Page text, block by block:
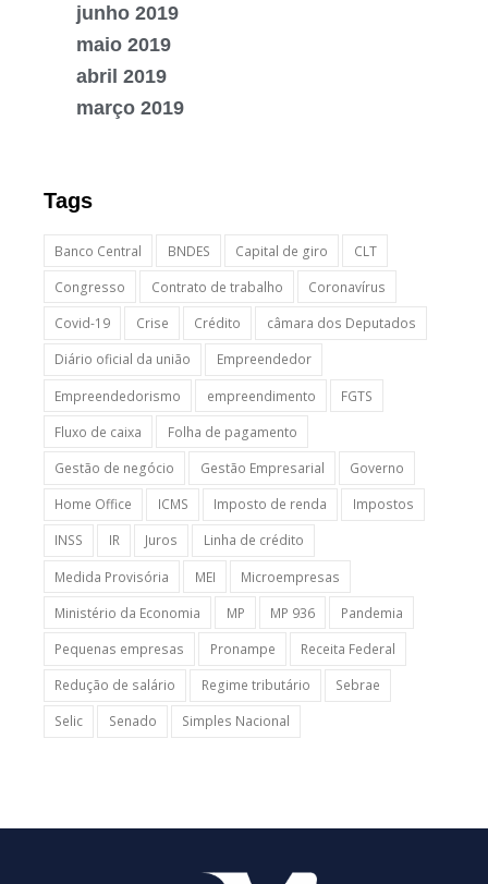
junho 2019
maio 2019
abril 2019
março 2019
Tags
Banco Central BNDES Capital de giro
CLT
Congresso
Contrato de trabalho
Coronavírus
Covid-19
Crise Crédito
câmara dos Deputados
Diário oficial da união
Empreendedor
Empreendedorismo
empreendimento
FGTS
Fluxo de caixa
Folha de pagamento
Gestão de negócio
Gestão Empresarial
Governo
Home Office
ICMS Imposto de renda
Impostos
INSS
IR Juros
Linha de crédito
Medida Provisória
MEI
Microempresas
Ministério da Economia
MP MP 936
Pandemia
Pequenas empresas
Pronampe
Receita Federal
Redução de salário
Regime tributário
Sebrae
Selic
Senado Simples Nacional